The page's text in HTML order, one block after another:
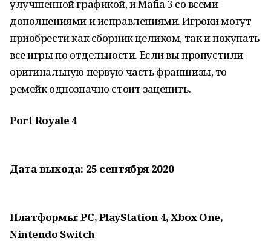
улучшенной графикой, и Mafia 3 со всеми
дополнениями и исправлениями. Игроки могут
приобрести как сборник целиком, так и покупать
все игры по отдельности. Если вы пропустили
оригинальную первую часть франшизы, то
ремейк однозначно стоит заценить.
Port Royale 4
Дата выхода: 25 сентября 2020
Платформы: PC, PlayStation 4, Xbox One,
Nintendo Switch